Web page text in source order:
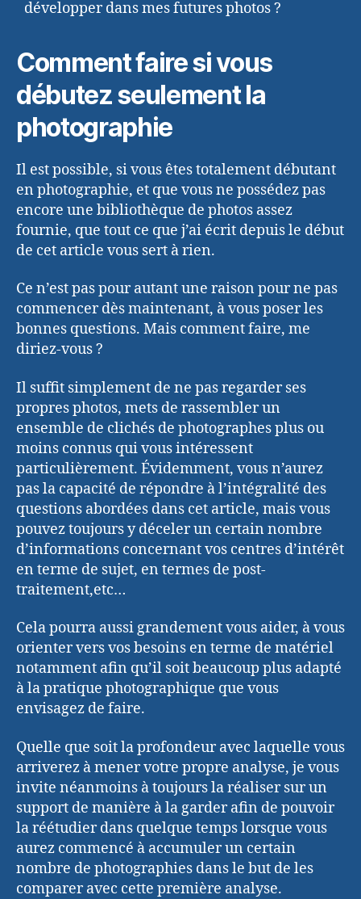
développer dans mes futures photos ?
Comment faire si vous
débutez seulement la
photographie
Il est possible, si vous êtes totalement débutant
en photographie, et que vous ne possédez pas
encore une bibliothèque de photos assez
fournie, que tout ce que j’ai écrit depuis le début
de cet article vous sert à rien.
Ce n’est pas pour autant une raison pour ne pas
commencer dès maintenant, à vous poser les
bonnes questions. Mais comment faire, me
diriez-vous ?
Il suffit simplement de ne pas regarder ses
propres photos, mets de rassembler un
ensemble de clichés de photographes plus ou
moins connus qui vous intéressent
particulièrement. Évidemment, vous n’aurez
pas la capacité de répondre à l’intégralité des
questions abordées dans cet article, mais vous
pouvez toujours y déceler un certain nombre
d’informations concernant vos centres d’intérêt
en terme de sujet, en termes de post-
traitement,etc…
Cela pourra aussi grandement vous aider, à vous
orienter vers vos besoins en terme de matériel
notamment afin qu’il soit beaucoup plus adapté
à la pratique photographique que vous
envisagez de faire.
Quelle que soit la profondeur avec laquelle vous
arriverez à mener votre propre analyse, je vous
invite néanmoins à toujours la réaliser sur un
support de manière à la garder afin de pouvoir
la réétudier dans quelque temps lorsque vous
aurez commencé à accumuler un certain
nombre de photographies dans le but de les
comparer avec cette première analyse.